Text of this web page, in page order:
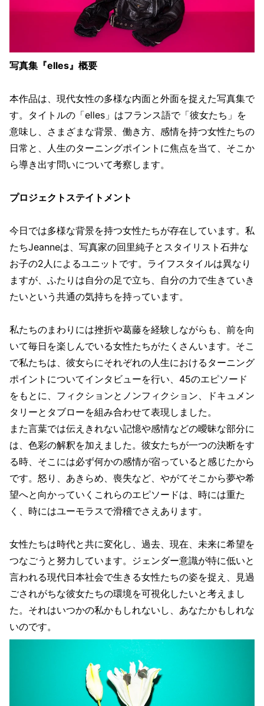
写真集『elles』概要
本作品は、現代女性の多様な内面と外面を捉えた写真集で
す。タイトルの「elles」はフランス語で「彼女たち」を
意味し、さまざまな背景、働き方、感情を持つ女性たちの
日常と、人生のターニングポイントに焦点を当て、そこか
ら導き出す問いについて考察します。
プロジェクトステイトメント
今日では多様な背景を持つ女性たちが存在しています。私
たちJeanneは、写真家の回里純子とスタイリスト石井な
お子の2人によるユニットです。ライフスタイルは異なり
ますが、ふたりは自分の足で立ち、自分の力で生きていき
たいという共通の気持ちを持っています。
私たちのまわりには挫折や葛藤を経験しながらも、前を向
いて毎日を楽しんでいる女性たちがたくさんいます。そこ
で私たちは、彼女らにそれぞれの人生におけるターニング
ポイントについてインタビューを行い、45のエピソード
をもとに、フィクションとノンフィクション、ドキュメン
タリーとタブローを組み合わせて表現しました。
また言葉では伝えきれない記憶や感情などの曖昧な部分に
は、色彩の解釈を加えました。彼女たちが一つの決断をす
る時、そこには必ず何かの感情が宿っていると感じたから
です。怒り、あきらめ、喪失など、やがてそこから夢や希
望へと向かっていくこれらのエピソードは、時には重た
く、時にはユーモラスで滑稽でさえあります。
女性たちは時代と共に変化し、過去、現在、未来に希望を
つなごうと努力しています。ジェンダー意識が特に低いと
言われる現代日本社会で生きる女性たちの姿を捉え、見過
ごされがちな彼女たちの環境を可視化したいと考えまし
た。それはいつかの私かもしれないし、あなたかもしれな
いのです。